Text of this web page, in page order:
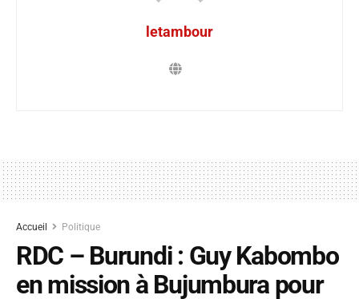
letambour
Accueil Politique
RDC – Burundi : Guy Kabombo
en mission à Bujumbura pour